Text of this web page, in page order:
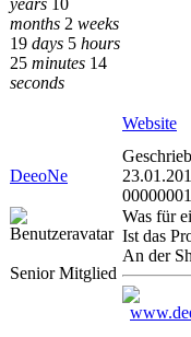
years
10
months 2 weeks
19 days 5 hours
25 minutes 14
seconds
Website
DeeoNe
Senior Mitglied
Was für
Ist das
An der